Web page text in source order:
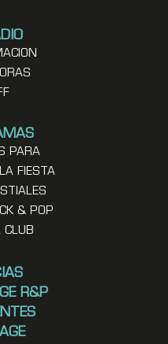
PARA
FIESTA
& POP
CLUB
R&P